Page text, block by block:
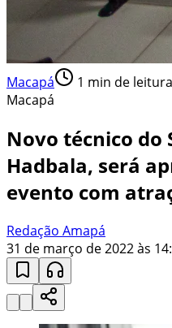
Macapá 1 min de leitura
Macapá
Novo técnico do
Hadbala, será
evento com
Redação Amapá
31 de março de 2022 às